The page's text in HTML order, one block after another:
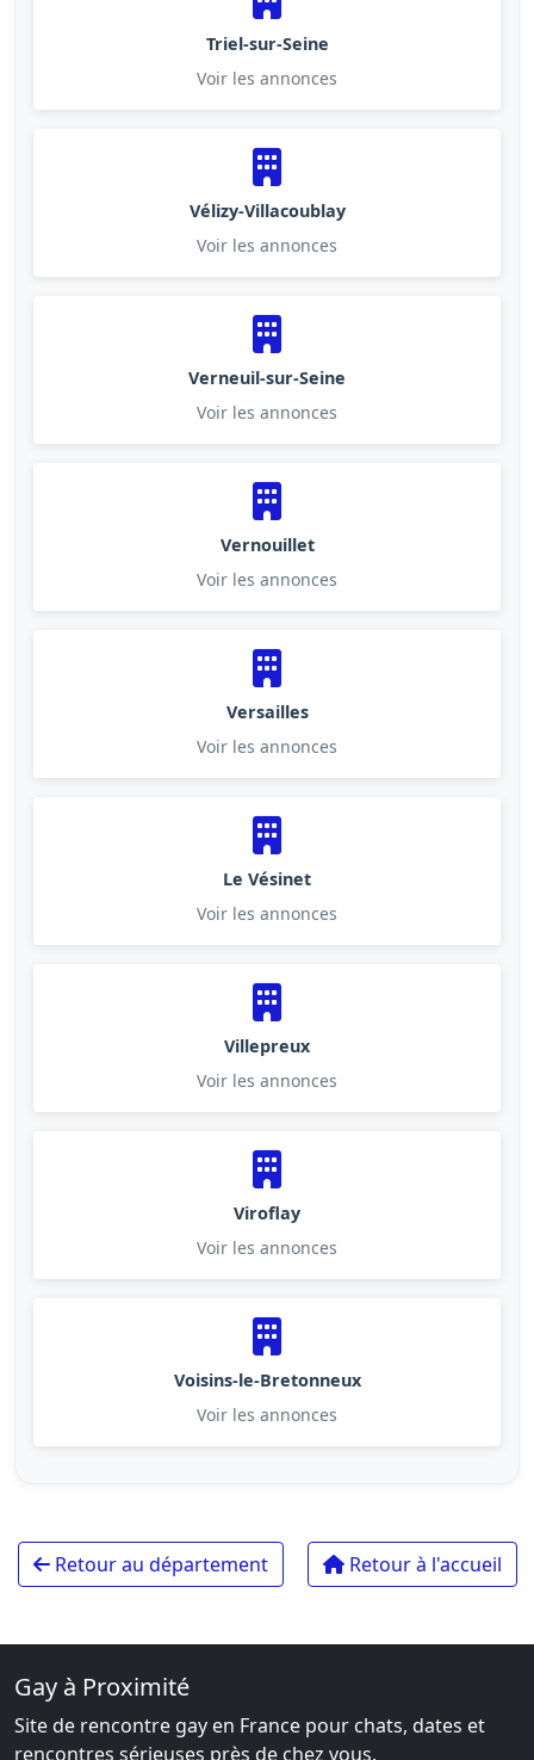
Triel-sur-Seine
Voir les annonces
Vélizy-Villacoublay
Voir les annonces
Verneuil-sur-Seine
Voir les annonces
Vernouillet
Voir les annonces
Versailles
Voir les annonces
Le Vésinet
Voir les annonces
Villepreux
Voir les annonces
Viroflay
Voir les annonces
Voisins-le-Bretonneux
Voir les annonces
Retour au département Retour à l'accueil
Gay à Proximité
Site de rencontre gay en France pour chats, dates et
rencontres sérieuses près de chez vous.